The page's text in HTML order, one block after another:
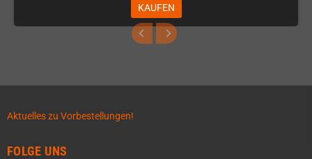
KAUFEN
Aktuelles zu Vorbestellungen!
FOLGE UNS